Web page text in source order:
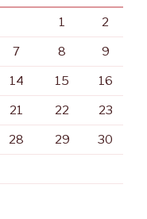
1 2
7 8 9
14 15 16
21 22 23
28 29 30